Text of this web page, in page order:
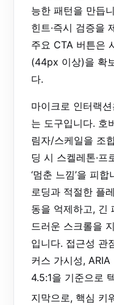
능한 패턴을 만듭
힌트·즉시 검증을
주요 CTA 버튼은
(44px 이상)을 확
다.
마이크로 인터랙
는 도구입니다. 호
림자/스케일을 조
딩 시 스켈레톤·프
‘멈춘 느낌’을 피
로딩과 적절한 플
동을 억제하고, 긴
드러운 스크롤을
입니다. 접근성 관
커스 가시성,
4.5:1을 기준으로
지막으로, 핵심 키